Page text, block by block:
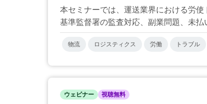
本セミナーでは、運送業界における労
基準監督署の監査対応、副業問題、未払
物流 ロジスティクス 労働 トラブル
ウェビナー 視聴無料